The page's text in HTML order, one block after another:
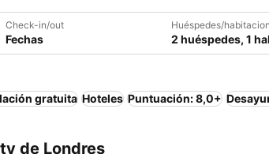
Check-in/out
Fechas
Huéspedes/
2 huéspedes, 1
gratuita Hoteles Puntuación: 8,0+
de Londres